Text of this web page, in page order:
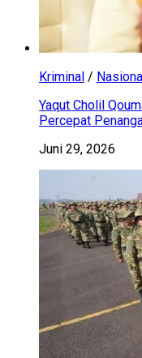
Kriminal /
Yaqut Cholil
Percepat
Juni 29, 2026